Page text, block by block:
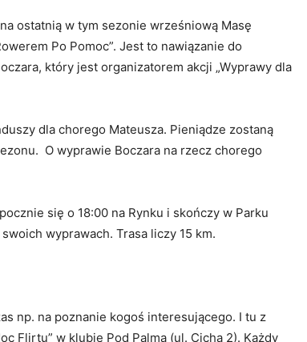
ostatnią w tym sezonie wrześniową Masę
Po Pomoc”. Jest to nawiązanie do
który jest organizatorem akcji „Wyprawy dla
dla chorego Mateusza. Pieniądze zostaną
O wyprawie Boczara na rzecz chorego
się o 18:00 na Rynku i skończy w Parku
wyprawach. Trasa liczy 15 km.
np. na poznanie kogoś interesującego. I tu z
Flirtu” w klubie Pod Palmą (ul. Cicha 2). Każdy